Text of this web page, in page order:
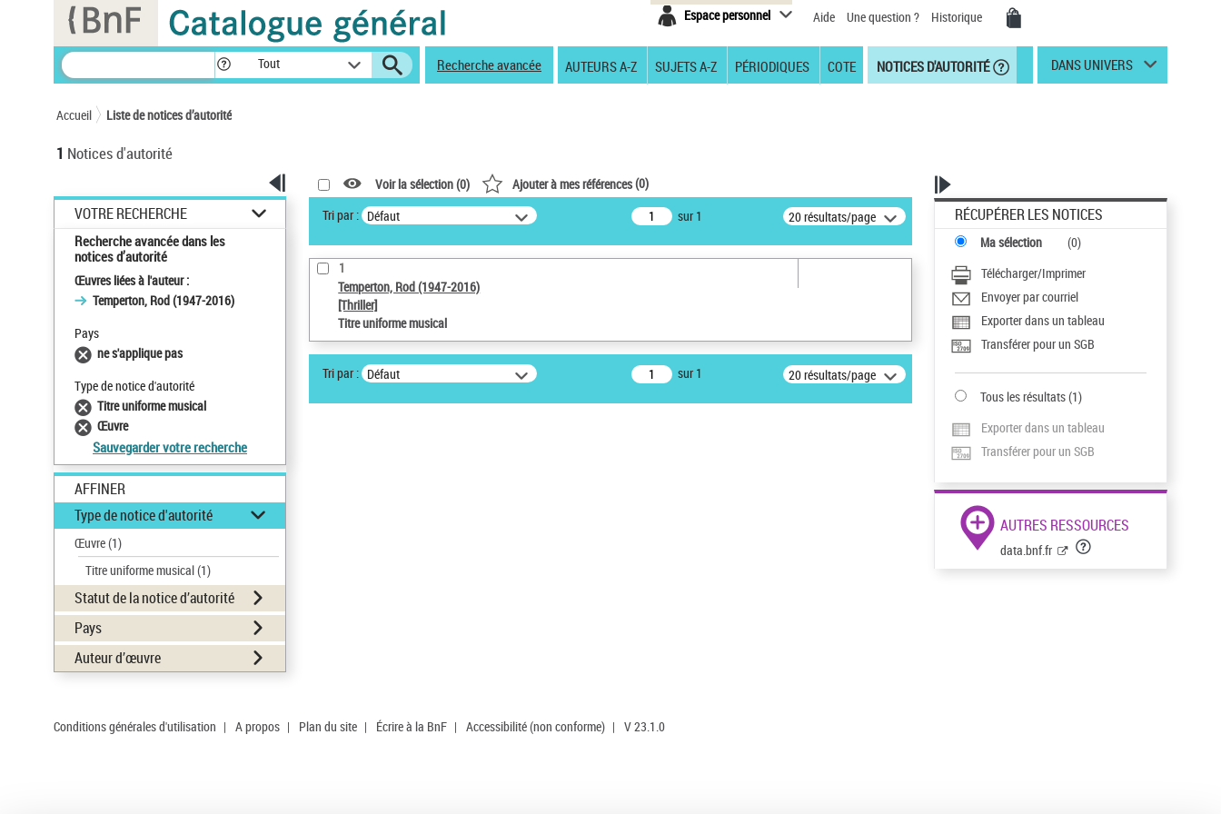
Espace personnel Aide Une question ? Historique
Tout Recherche avancée AUTEURS A-Z SUJETS A-Z PÉRIODIQUES COTE NOTICES D'AUTORITÉ DANS UNIVERS
Accueil Liste de notices d’autorité
1 Notices d'autorité
VOTRE RECHERCHE
Recherche avancée dans les
notices d’autorité
Œuvres liées à l'auteur :
Temperton, Rod (1947-2016)
Pays
ne s'applique pas
Type de notice d'autorité
Titre uniforme musical
Œuvre
Sauvegarder votre recherche
AFFINER
Type de notice d'autorité
Œuvre(1)
Titre uniforme musical(1)
Statut de la notice d’autorité
Pays
Auteur d’œuvre
Voir la sélection (0) Ajouter à mes références(0)
Tri par : Défaut sur 1 20 résultats/page
1
Temperton, Rod (1947-2016)
[Thriller]
Titre uniforme musical
Tri par : Défaut sur 1 20 résultats/page
RÉCUPÉRER LES NOTICES
Ma sélection (0)
Télécharger/Imprimer
Envoyer par courriel
Exporter dans un tableau
Transférer pour un SGB
Tous les résultats(1)
Exporter dans un tableau
Transférer pour un SGB
AUTRES RESSOURCES
data.bnf.fr
Conditions générales d'utilisation | A propos | Plan du site | Écrire à la BnF | Accessibilité (non conforme) | V 23.1.0
Panneau de gestion des cookies